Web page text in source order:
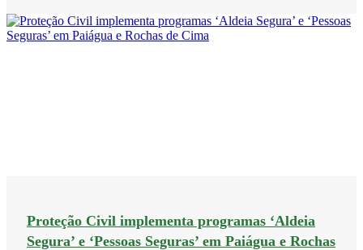
Proteção Civil implementa programas ‘Aldeia
Segura’ e ‘Pessoas Seguras’ em Paiágua e Rochas